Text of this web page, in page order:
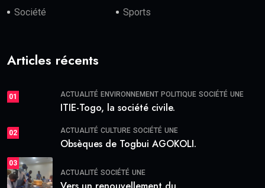
Société Sports
Articles récents
01 ACTUALITÉ ENVIRONNEMENT POLITIQUE SOCIÉTÉ UNE
ITIE-Togo, la société civile.
02 ACTUALITÉ CULTURE SOCIÉTÉ UNE
Obsèques de Togbui AGOKOLI.
03
ACTUALITÉ SOCIÉTÉ UNE